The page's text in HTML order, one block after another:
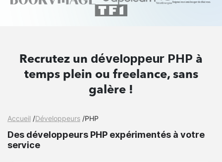
Recrutez un développeur PHP à
temps plein ou freelance, sans
galère !
Accueil /Développeurs /PHP
Des développeurs PHP expérimentés à votre
service